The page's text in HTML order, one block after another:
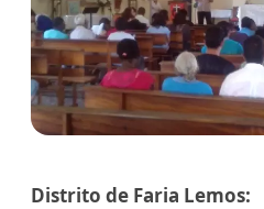
Distrito de Faria Lemos: